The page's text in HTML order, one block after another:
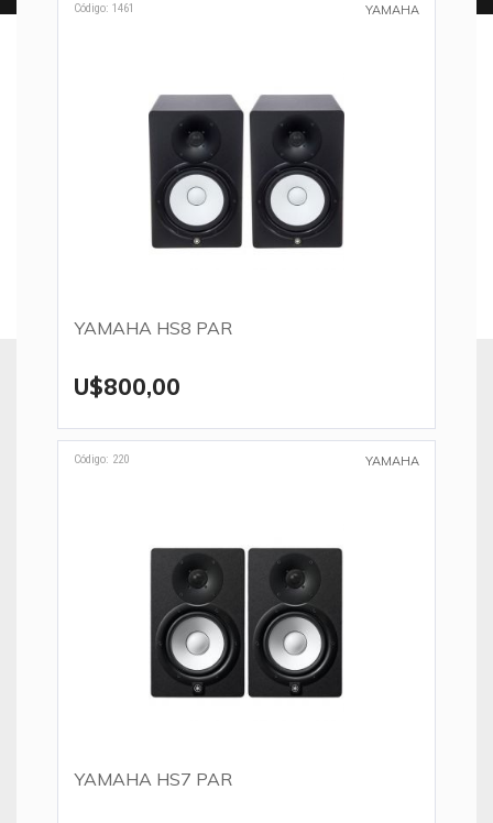
Código: 1461 YAMAHA
YAMAHA HS8 PAR
U$800,00
Código: 220 YAMAHA
YAMAHA HS7 PAR